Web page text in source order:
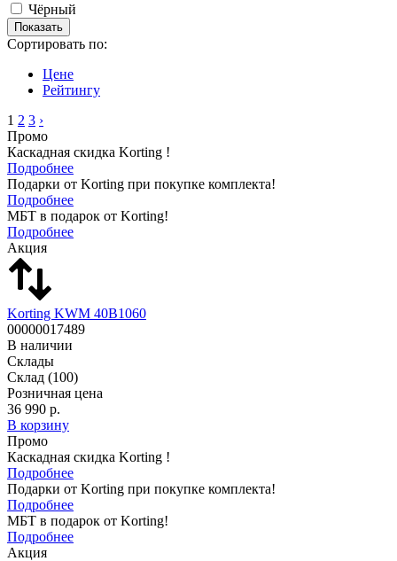
Чёрный
Сортировать по:
Цене
Рейтингу
1 2 3 ›
Промо
Каскадная скидка Korting !
Подробнее
Подарки от Korting при покупке комплекта!
Подробнее
МБТ в подарок от Korting!
Подробнее
Акция
Korting KWM 40B1060
00000017489
В наличии
Склады
Склад (100)
Розничная цена
36 990 р.
В корзину
Промо
Каскадная скидка Korting !
Подробнее
Подарки от Korting при покупке комплекта!
Подробнее
МБТ в подарок от Korting!
Подробнее
Акция